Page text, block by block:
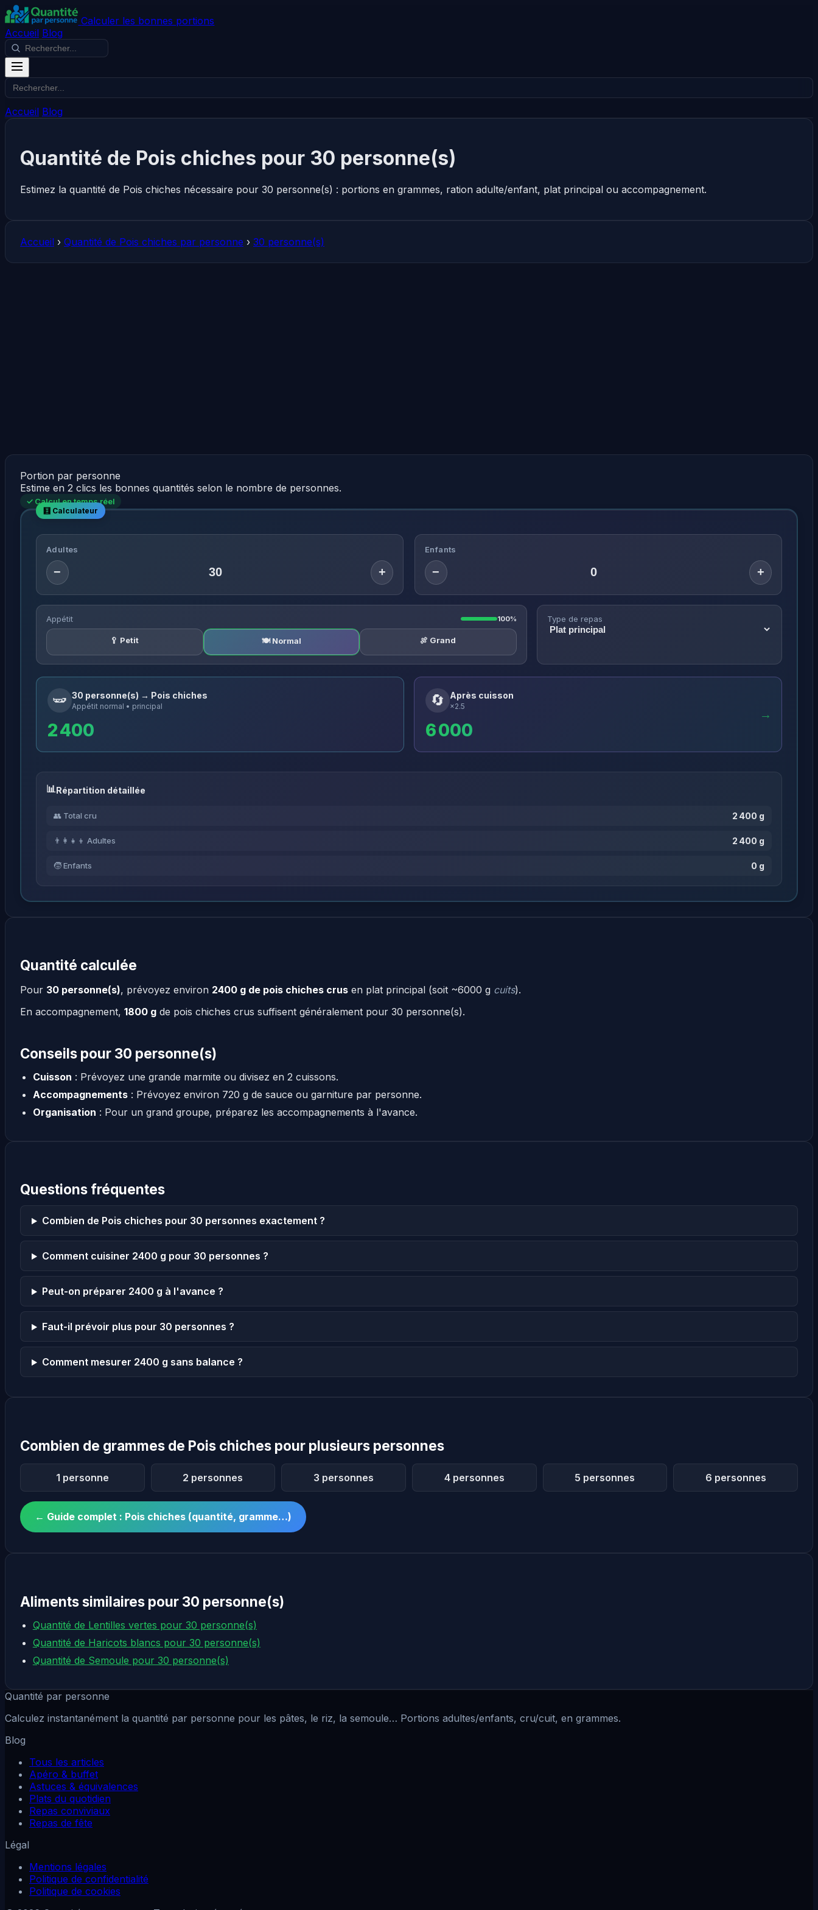
Calculer les bonnes portions
Accueil Blog
Accueil Blog
Quantité de Pois chiches pour 30 personne(s)
Estimez la quantité de Pois chiches nécessaire pour 30 personne(s) : portions en grammes, ration adulte/enfant, plat principal ou accompagnement.
Accueil › Quantité de Pois chiches par personne › 30 personne(s)
Portion par personne
Estime en 2 clics les bonnes quantités selon le nombre de personnes.
✓ Calcul en temps réel
Adultes
− +
Enfants
− +
Appétit 100%
🥄 Petit 🍽️ Normal 🍖 Grand
Type de repas
🫛 30 personne(s) → Pois chiches
Appétit normal • principal
2 400
🔄 Après cuisson
×2.5
6 000
→
Répartition détaillée
👥 Total cru 2 400 g
👨‍👩‍👧‍👦 Adultes 2 400 g
🧒 Enfants 0 g
Quantité calculée
Pour 30 personne(s), prévoyez environ 2400 g de pois chiches crus en plat principal (soit ~6000 g cuits).
En accompagnement, 1800 g de pois chiches crus suffisent généralement pour 30 personne(s).
Conseils pour 30 personne(s)
Cuisson : Prévoyez une grande marmite ou divisez en 2 cuissons.
Accompagnements: Prévoyez environ 720 g de sauce ou garniture par personne.
Organisation : Pour un grand groupe, préparez les accompagnements à l'avance.
Questions fréquentes
Combien de Pois chiches pour 30 personnes exactement ?
Comment cuisiner 2400 g pour 30 personnes ?
Peut-on préparer 2400 g à l'avance ?
Faut-il prévoir plus pour 30 personnes ?
Comment mesurer 2400 g sans balance ?
Combien de grammes de Pois chiches pour plusieurs personnes
1 personne 2 personnes 3 personnes 4 personnes 5 personnes 6 personnes
← Guide complet : Pois chiches (quantité, gramme…)
Aliments similaires pour 30 personne(s)
Quantité de Lentilles vertes pour 30 personne(s)
Quantité de Haricots blancs pour 30 personne(s)
Quantité de Semoule pour 30 personne(s)
Quantité par personne
Calculez instantanément la quantité par personne pour les pâtes, le riz, la semoule… Portions adultes/enfants, cru/cuit, en grammes.
Blog
Tous les articles
Apéro & buffet
Astuces & équivalences
Plats du quotidien
Repas conviviaux
Repas de fête
Légal
Mentions légales
Politique de confidentialité
Politique de cookies